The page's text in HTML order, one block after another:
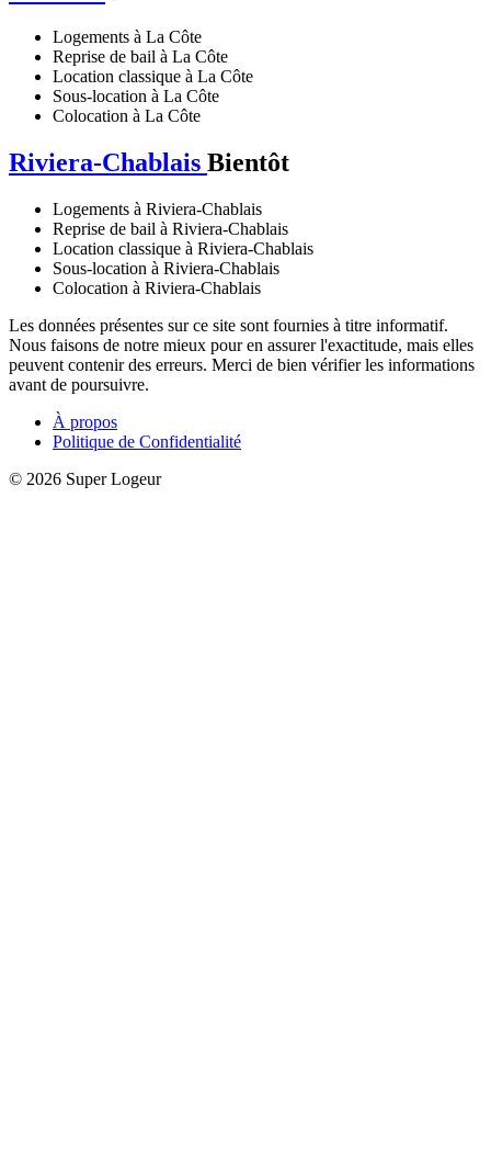
Logements à La Côte
Reprise de bail à La Côte
Location classique à La Côte
Sous-location à La Côte
Colocation à La Côte
Riviera-Chablais Bientôt
Logements à Riviera-Chablais
Reprise de bail à Riviera-Chablais
Location classique à Riviera-Chablais
Sous-location à Riviera-Chablais
Colocation à Riviera-Chablais
Les données présentes sur ce site sont fournies à titre informatif.
Nous faisons de notre mieux pour en assurer l'exactitude, mais elles
peuvent contenir des erreurs. Merci de bien vérifier les informations
avant de poursuivre.
À propos
Politique de Confidentialité
© 2026 Super Logeur